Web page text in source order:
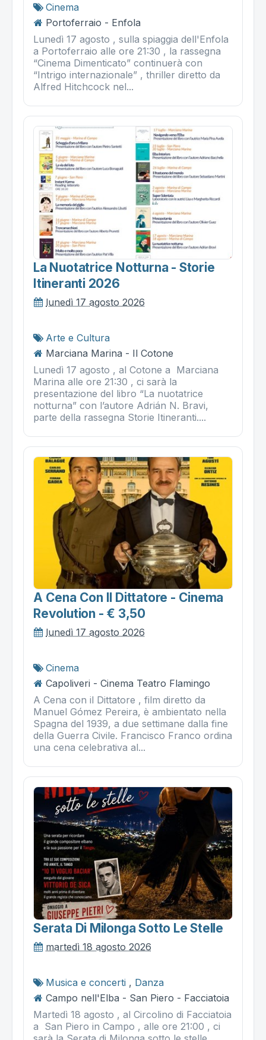
Cinema
Portoferraio - Enfola
Lunedì 17 agosto , sulla spiaggia dell'Enfola
a Portoferraio alle ore 21:30 , la rassegna
“Cinema Dimenticato” continuerà con
“Intrigo internazionale” , thriller diretto da
Alfred Hitchcock nel...
La Nuotatrice Notturna - Storie
Itineranti 2026
lunedì 17 agosto 2026
Arte e Cultura
Marciana Marina - Il Cotone
Lunedì 17 agosto , al Cotone a Marciana
Marina alle ore 21:30 , ci sarà la
presentazione del libro “La nuotatrice
notturna” con l’autore Adrián N. Bravi,
parte della rassegna Storie Itineranti....
A Cena Con Il Dittatore - Cinema
Revolution - € 3,50
lunedì 17 agosto 2026
Cinema
Capoliveri - Cinema Teatro Flamingo
A Cena con il Dittatore , film diretto da
Manuel Gómez Pereira, è ambientato nella
Spagna del 1939, a due settimane dalla fine
della Guerra Civile. Francisco Franco ordina
una cena celebrativa al...
Serata Di Milonga Sotto Le Stelle
martedì 18 agosto 2026
Musica e concerti , Danza
Campo nell'Elba - San Piero - Facciatoia
Martedì 18 agosto , al Circolino di Facciatoia
a San Piero in Campo , alle ore 21:00 , ci